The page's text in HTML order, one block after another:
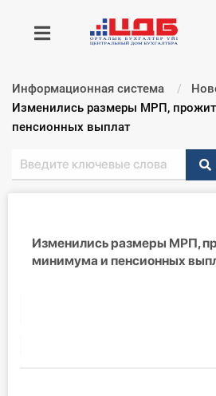
Получить консультацию
Главная ИС
Консультации
Информационная система
Текущий:
Изменились размеры МРП,
пенсионных выплат
Изменились размеры МРП,
минимума и пенсионных